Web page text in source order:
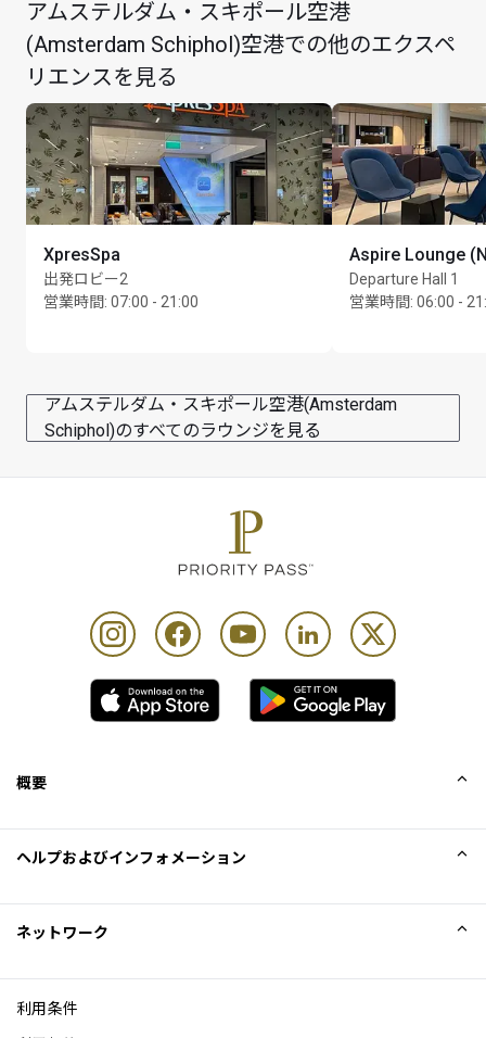
アムステルダム・スキポール空港
(Amsterdam Schiphol)空港での他のエクスペ
リエンスを見る
XpresSpa
出発ロビー2
営業時間: 07:00 - 21:00
Aspire Lounge
Departure Hall 1
営業時間: 06:00 -
アムステルダム・スキポール空港(Amsterdam
Schiphol)のすべてのラウンジを見る
概要
Excellence Awards
ブログ
ヘルプおよびインフォメーション
ネットワーク
利用条件